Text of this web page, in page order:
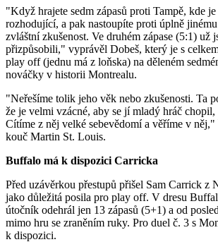
"Když hrajete sedm zápasů proti Tampě, kde
rozhodující, a pak nastoupíte proti úplně
zvláštní zkušenost. Ve druhém zápase (5:1) už
přizpůsobili," vyprávěl Dobeš, který je s
play off (jednu má z loňska) na děleném
nováčky v historii Montrealu.
"Neřešíme tolik jeho věk nebo zkušenosti. Ta
že je velmi vzácné, aby se jí mladý hráč chopil,
Cítíme z něj velké sebevědomí a věříme v
kouč Martin St. Louis.
Buffalo má k dispozici Carricka
Před uzávěrkou přestupů přišel Sam Carrick z
jako důležitá posila pro play off. V dresu
útočník odehrál jen 13 zápasů (5+1) a od
mimo hru se zraněním ruky. Pro duel č. 3 s
k dispozici.